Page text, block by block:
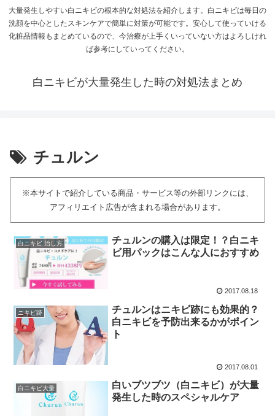
大量発生しやすい白ニキビの根本的な対処法を紹介します。白ニキビは毎日の
洗顔を中心としたスキンケアで簡単に対策が可能です。安心して使っていける
化粧品情報もまとめているので、今治療が上手くいっていない方はよろしけれ
ば参考にしていってください。
白ニキビが大量発生した時の対処法まとめ
チュルン
※本サイトで紹介している商品・サービス等の外部リンクには、
アフィリエイト広告が含まれる場合があります。
白ニキビ 治し方
チュルンの購入は限定！？白ニキ
ビ用パックはこんな人におすすめ
2017.08.18
ニキビ跡
チュルンはニキビ跡にも効果的？
白ニキビを予防出来るかがポイン
ト
2017.08.01
白ニキビ大量
白いブツブツ（白ニキビ）が大量
発生した時のスペシャルケア